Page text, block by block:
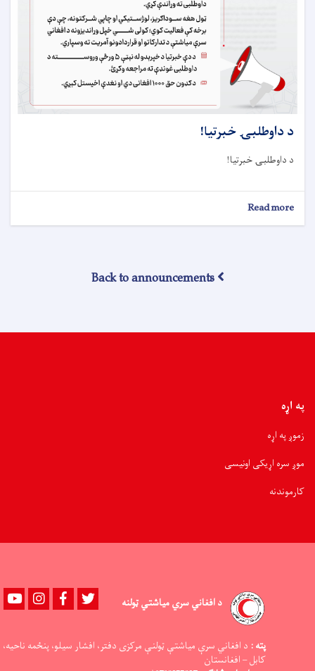
د داوطلبۍ خبرتيا!
د داوطلبۍ خبرتيا!
Read more
د
Back to announcements
په اړه
زموږ په اړه
موږ سره اړیکی اونیسی
کارموندنه
د افغاني سري میاشتي ټولنه YoutubeinstagramFacebook Twitter
پته : د افغاني سرې میاشتې ټولنې مرکزی دفتر، افشار سیلو، پنځمه ناحیه،
کابل – افغانستان